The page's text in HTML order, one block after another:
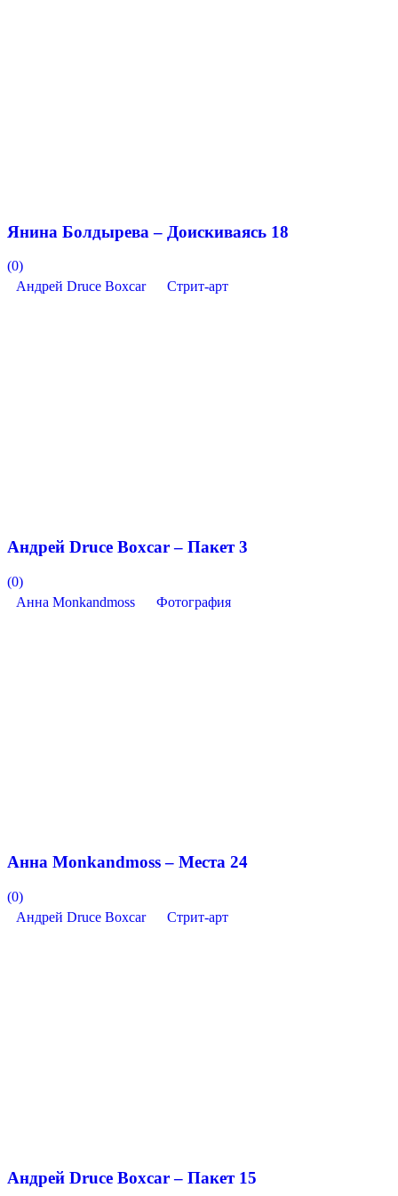
Янина Болдырева – Доискиваясь 18
(0)
Андрей Druce Boxcar
Стрит-арт
Андрей Druce Boxcar – Пакет 3
(0)
Анна Monkandmoss
Фотография
Анна Monkandmoss – Места 24
(0)
Андрей Druce Boxcar
Стрит-арт
Андрей Druce Boxcar – Пакет 15